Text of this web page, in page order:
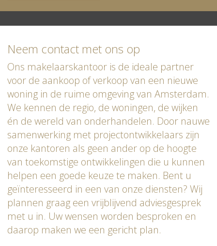
Neem contact met ons op
Ons makelaarskantoor is de ideale partner
voor de aankoop of verkoop van een nieuwe
woning in de ruime omgeving van Amsterdam.
We kennen de regio, de woningen, de wijken
én de wereld van onderhandelen. Door nauwe
samenwerking met projectontwikkelaars zijn
onze kantoren als geen ander op de hoogte
van toekomstige ontwikkelingen die u kunnen
helpen een goede keuze te maken. Bent u
geïnteresseerd in een van onze diensten? Wij
plannen graag een vrijblijvend adviesgesprek
met u in. Uw wensen worden besproken en
daarop maken we een gericht plan.